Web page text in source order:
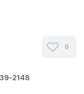
0
2148